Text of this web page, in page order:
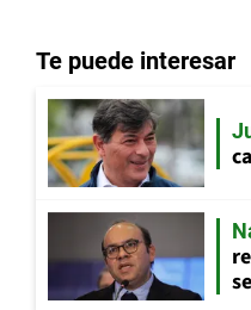
Te puede interesar